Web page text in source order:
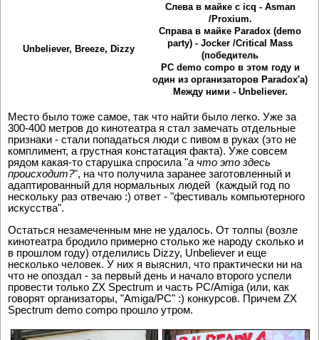
Unbeliever, Breeze, Dizzy
Слева в майке с icq - Asman
/Proxium.
Справа в майке Paradox (demo
party) - Jocker /Critical Mass
(победитель
PC demo compo в этом году и
один из организаторов Paradox'a)
Между ними - Unbeliever.
Место было тоже самое, так что найти было легко. Уже за
300-400 метров до кинотеатра я стал замечать отдельные
признаки - стали попадаться люди с пивом в руках (это не
комплимент, а грустная констатация факта). Уже совсем
рядом какая-то старушка спросила "а что это здесь
происходит?", на что получила заранее заготовленный и
адаптированный для нормальных людей (каждый год по
нескольку раз отвечаю :) ответ - "фестиваль компьютерного
искусства".
Остаться незамеченным мне не удалось. От толпы (возле
кинотеатра бродило примерно столько же народу сколько и
в прошлом году) отделились Dizzy, Unbeliever и еще
несколько человек. У них я выяснил, что практически ни на
что не опоздал - за первый день и начало второго успели
провести только ZX Spectrum и часть PC/Amiga (или, как
говорят организаторы, "Amiga/PC" :) конкурсов. Причем ZX
Spectrum demo compo прошло утром.